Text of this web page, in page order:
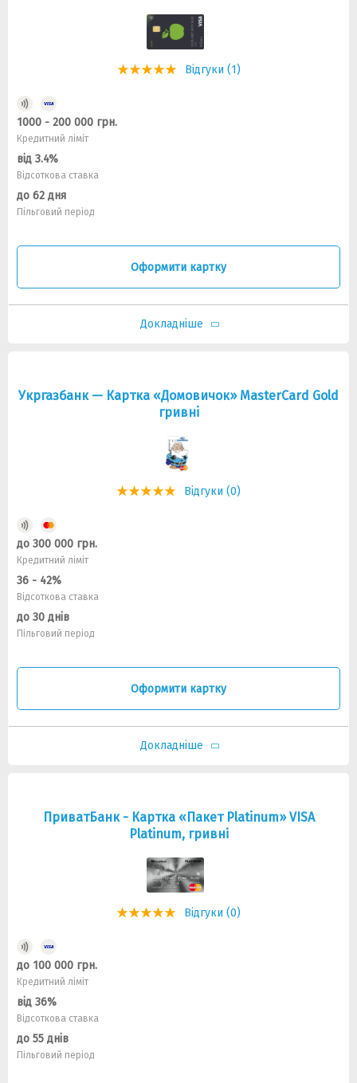
Відгуки (1)
1000 - 200 000 грн.
Кредитний ліміт
від 3.4%
Відсоткова ставка
до 62 дня
Пільговий період
Оформити картку
Докладніше
Укргазбанк — Картка «Домовичок» MasterCard Gold
гривнi
Відгуки (0)
до 300 000 грн.
Кредитний ліміт
36 - 42%
Відсоткова ставка
до 30 днів
Пільговий період
Оформити картку
Докладніше
ПриватБанк - Картка «Пакет Platinum» VISA
Platinum, гривні
Відгуки (0)
до 100 000 грн.
Кредитний ліміт
від 36%
Відсоткова ставка
до 55 днів
Пільговий період